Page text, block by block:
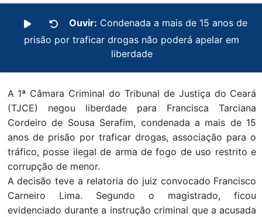
Ouvir: Condenada a mais de 15 anos de
prisão por traficar drogas não poderá apelar em
liberdade
A 1ª Câmara Criminal do Tribunal de Justiça do Ceará
(TJCE) negou liberdade para Francisca Tarciana
Cordeiro de Sousa Serafim, condenada a mais de 15
anos de prisão por traficar drogas, associação para o
tráfico, posse ilegal de arma de fogo de uso restrito e
corrupção de menor.
A decisão teve a relatoria do juiz convocado Francisco
Carneiro Lima. Segundo o magistrado, ficou
evidenciado durante a instrução criminal que a acusada